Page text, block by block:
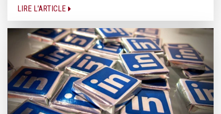
LIRE L'ARTICLE